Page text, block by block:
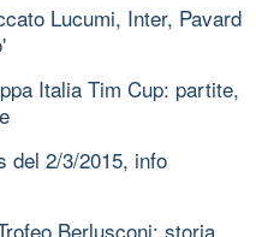
Lucumi, Inter, Pavard
Italia Tim Cup: partite,
del 2/3/2015, info
Berlusconi: storia